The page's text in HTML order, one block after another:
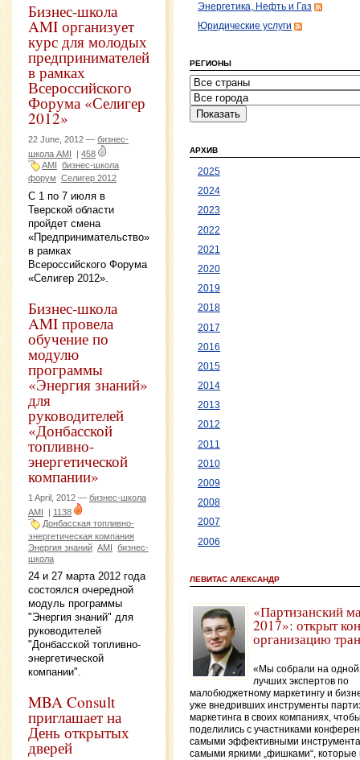
Бизнес-школа
AMI организует
курс для молодых
предпринимателей
в рамках
Всероссийского
Форума «Селигер
2012»
22 June, 2012 — бизнес-
школа AMI
458
AMI
бизнес-школа
форум Селигер 2012
С 1 по 7 июля в
Тверской области
пройдет смена
«Предпринимательство»
в рамках
Всероссийского Форума
«Селигер 2012».
Бизнес-школа
AMI провела
обучение по
модулю
программы
«Энергия знаний»
для
руководителей
«Донбасской
топливно-
энергетической
компании»
1 April, 2012 — бизнес-школа
AMI | 1138
Донбасская топливно-
энергетическая компания
Энергия знаний AMI бизнес-
школа
24 и 27 марта 2012 года
состоялся очередной
модуль программы
"Энергия знаний" для
руководителей
"Донбасской топливно-
энергетической
компании".
MBA Consult
приглашает на
День открытых
дверей
Энергетика, Нефть и Газ
Юридические услуги
РЕГИОНЫ
АРХИВ
2025
2024
2023
2022
2021
2020
2019
2018
2017
2016
2015
2014
2013
2012
2011
2010
2009
2008
2007
2006
ЛЕВИТАС АЛЕКСАНДР
«Партизанский
2017»: открыт
организацию
«Мы собрали на одной
лучших экспертов по
малобюджетному маркетингу и
уже внедривших инструменты
маркетинга в своих компаниях,
поделились с участниками
самыми эффективными
самыми яркими „фишками“, которые